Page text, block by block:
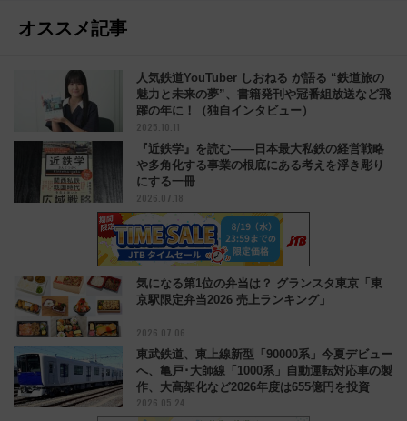
オススメ記事
人気鉄道YouTuber しおねる が語る “鉄道旅の
魅力と未来の夢”、書籍発刊や冠番組放送など飛
躍の年に！（独自インタビュー）
2025.10.11
『近鉄学』を読む――日本最大私鉄の経営戦略
や多角化する事業の根底にある考えを浮き彫り
にする一冊
2026.07.18
気になる第1位の弁当は？ グランスタ東京「東
京駅限定弁当2026 売上ランキング」
2026.07.06
東武鉄道、東上線新型「90000系」今夏デビュー
へ、亀戸･大師線「1000系」自動運転対応車の製
作、大高架化など2026年度は655億円を投資
2026.05.24